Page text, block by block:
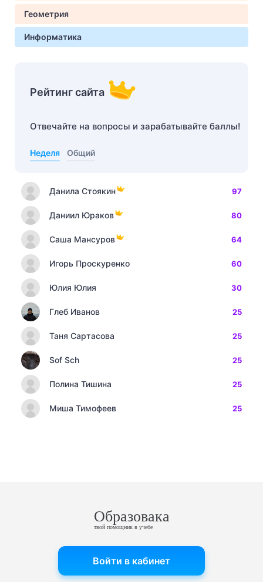
Геометрия
Информатика
Рейтинг сайта
Отвечайте на вопросы и зарабатывайте баллы!
Неделя Общий
Данила Стоякин 97
Даниил Юраков 80
Саша Мансуров 64
Игорь Проскуренко 60
Юлия Юлия 30
Глеб Иванов 25
Таня Сартасова 25
Sof Sch 25
Полина Тишина 25
Миша Тимофеев 25
Образовака
твой помощник в учебе
Войти в кабинет